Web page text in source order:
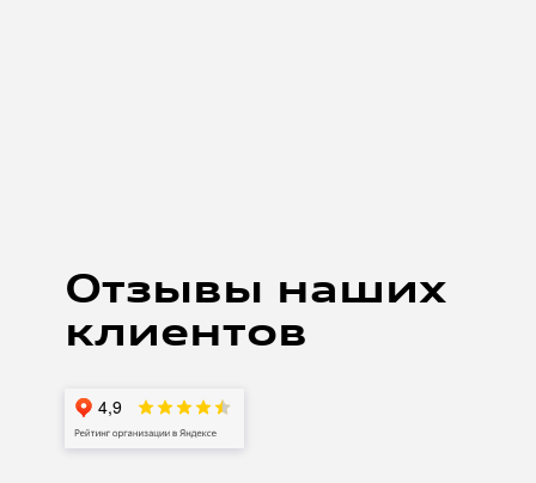
Отзывы наших
клиентов
предупредил, что хочу наблюдать за работой.
пригласили в зону к автомобилю, выдали
рассказывали, что именно делают. Отмечу
обращение с автомобилем. Делали все
был не быстрый около 3-4 часов (ждали
итогу работой доволен. Отмечу чистоту и
максимально клиентоориентированные